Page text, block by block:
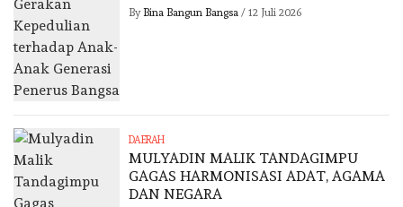
By Bina Bangun Bangsa / 12 Juli 2026
DAERAH
MULYADIN MALIK TANDAGIMPU
GAGAS HARMONISASI ADAT, AGAMA
DAN NEGARA